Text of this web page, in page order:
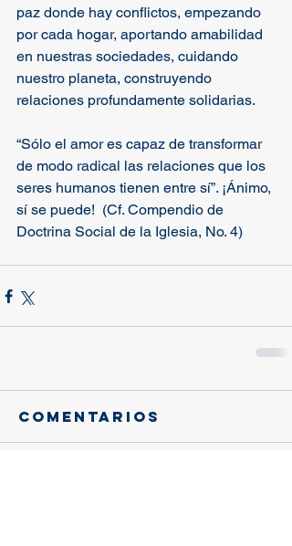
paz donde hay conflictos, empezando
por cada hogar, aportando amabilidad
en nuestras sociedades, cuidando
nuestro planeta, construyendo
relaciones profundamente solidarias.
“Sólo el amor es capaz de transformar
de modo radical las relaciones que los
seres humanos tienen entre sí”. ¡Ánimo,
sí se puede!  (Cf. Compendio de
Doctrina Social de la Iglesia, No. 4)
Comentarios